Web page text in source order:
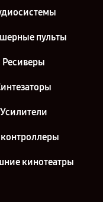
в г. Санкт-Петербург
пульты
Ресиверы
Усилители
контроллеры
кинотеатры